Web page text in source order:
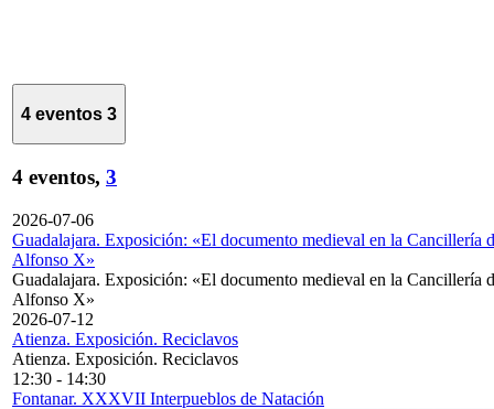
4 eventos 3
4 eventos, 3
2026-07-06
Guadalajara. Exposición: «El documento medieval en la Cancillería
Alfonso X»
Guadalajara. Exposición: «El documento medieval en la Cancillería
Alfonso X»
2026-07-12
Atienza. Exposición. Reciclavos
Atienza. Exposición. Reciclavos
12:30 - 14:30
Fontanar. XXXVII Interpueblos de Natación